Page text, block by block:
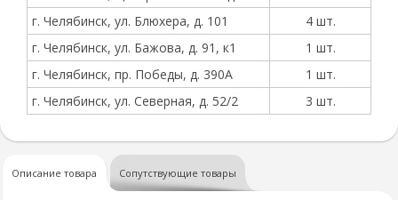
г. Челябинск, ул. Блюхера, д. 101
4 шт.
г. Челябинск, ул. Бажова, д. 91, к1
1 шт.
г. Челябинск, пр. Победы, д. 390А
1 шт.
г. Челябинск, ул. Северная, д. 52/2
3 шт.
Описание товара Сопутствующие товары